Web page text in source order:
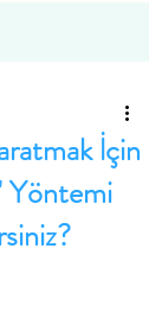
İçin
Yöntemi